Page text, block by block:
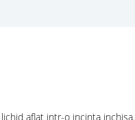
aflat intr-o incinta inchisa.